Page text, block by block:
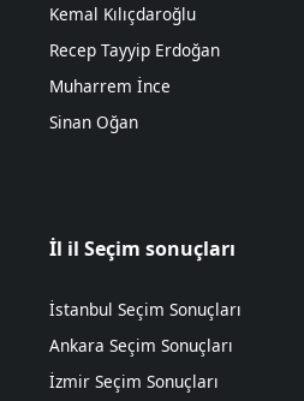
Kemal Kılıçdaroğlu
Recep Tayyip Erdoğan
Muharrem İnce
Sinan Oğan
İl il Seçim sonuçları
İstanbul Seçim Sonuçları
Ankara Seçim Sonuçları
İzmir Seçim Sonuçları